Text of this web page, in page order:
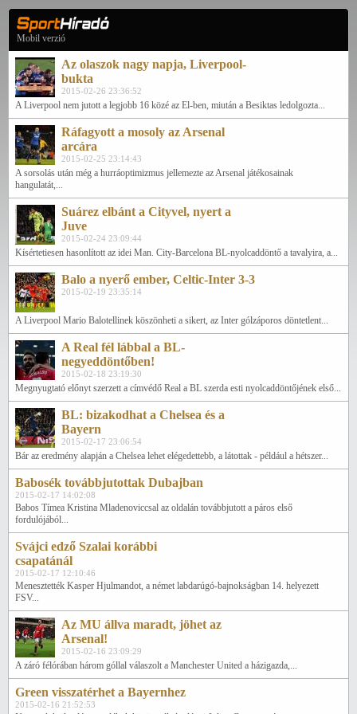
Mobil verzió
Az olaszok nagy napja, Liverpool-
bukta
2015-02-26 23:36:52
A Liverpool nem jutott a legjobb 16 közé az El-ben, miután a Besiktas ledolgozta...
Ráfagyott a mosoly az Arsenal
arcára
2015-02-25 23:14:43
A sorsolás után még a hurráoptimizmus jellemezte az Arsenal játékosainak
hangulatát,...
Suárez elbánt a Cityvel, nyert a
Juve
2015-02-24 23:09:44
Kísértetiesen hasonlított az idei Man. City-Barcelona BL-nyolcaddöntő a tavalyira, a...
Balo a nyerő ember, Celtic-Inter 3-3
2015-02-19 23:35:14
A Liverpool Mario Balotellinek köszönheti a sikert, az Inter gólzáporos döntetlent...
A Real fél lábbal a BL-
negyeddöntőben!
2015-02-18 23:19:30
Megnyugtató előnyt szerzett a címvédő Real a BL szerda esti nyolcaddöntőjének első...
BL: bizakodhat a Chelsea és a
Bayern
2015-02-17 23:06:54
Bár az eredmény alapján a Chelsea lehet elégedettebb, a látottak - például a hétszer...
Babosék továbbjutottak Dubajban
2015-02-17 14:02:08
Babos Tímea Kristina Mladenoviccsal az oldalán továbbjutott a páros első
fordulójából...
Svájci edző Szalai korábbi
csapatánál
2015-02-17 12:10:46
Menesztették Kasper Hjulmandot, a német labdarúgó-bajnokságban 14. helyezett
FSV...
Az MU állva maradt, jöhet az
Arsenal!
2015-02-16 23:09:29
A záró félórában három góllal válaszolt a Manchester United a házigazda,...
Green visszatérhet a Bayernhez
2015-02-16 21:52:53